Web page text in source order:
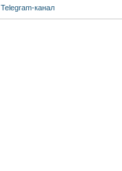
Telegram-канал